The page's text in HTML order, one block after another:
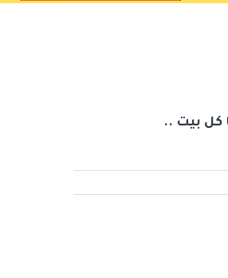
كل بيت ..